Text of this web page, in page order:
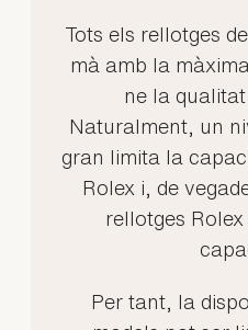
Tots els rellotges
mà amb la
ne la qualitat
Naturalment, un
gran limita la
Rolex i, de
rellotges
Per tant, la